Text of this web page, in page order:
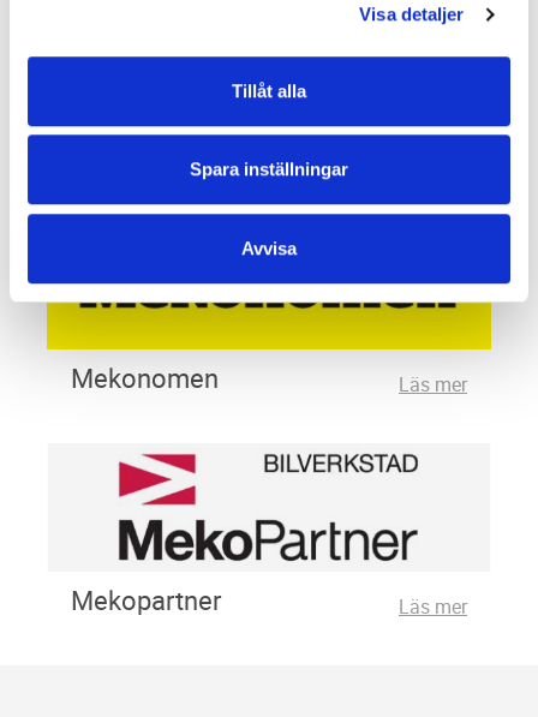
https://www.lasingoo.se/hantering-av-Visa detaljer
Tillåt alla
Spara inställningar
Avvisa
Mekonomen Läs mer
Mekopartner Läs mer